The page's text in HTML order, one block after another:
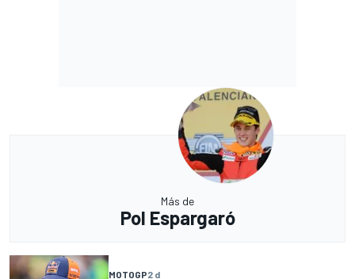
Más de
Pol Espargaró
MOTOGP2 d